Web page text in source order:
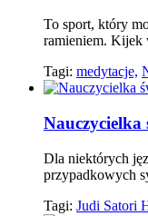
To sport, który
ramieniem. Kijek
Tagi: medytacje,
Nauczycielka
Dla niektórych
przypadkowych
Tagi: Judi Satori